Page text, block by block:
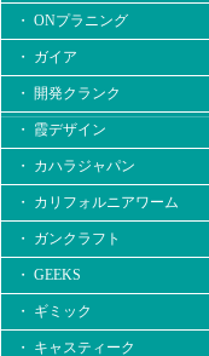
・ ONプラニング
・ ガイア
・ 開発クランク
・ 霞デザイン
・ カハラジャパン
・ カリフォルニアワーム
・ ガンクラフト
・ GEEKS
・ ギミック
・ キャスティーク